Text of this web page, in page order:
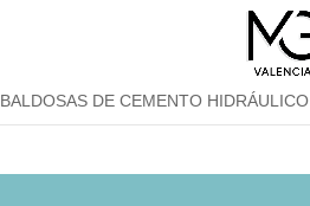
BALDOSAS DE CEMENTO HIDRÁULICO